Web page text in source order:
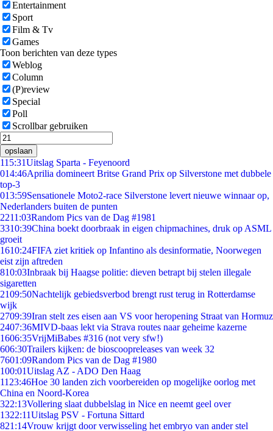
Entertainment
Sport
Film & Tv
Games
Toon berichten van deze types
Weblog
Column
(P)review
Special
Poll
Scrollbar gebruiken
opslaan
115:31Uitslag Sparta - Feyenoord
014:46Aprilia domineert Britse Grand Prix op Silverstone met dubbele
top-3
013:59Sensationele Moto2-race Silverstone levert nieuwe winnaar op,
Nederlanders buiten de punten
2211:03Random Pics van de Dag #1981
3310:39China boekt doorbraak in eigen chipmachines, druk op ASML
groeit
1610:24FIFA ziet kritiek op Infantino als desinformatie, Noorwegen
eist zijn aftreden
810:03Inbraak bij Haagse politie: dieven betrapt bij stelen illegale
sigaretten
2109:50Nachtelijk gebiedsverbod brengt rust terug in Rotterdamse
wijk
2709:39Iran stelt zes eisen aan VS voor heropening Straat van Hormuz
2407:36MIVD-baas lekt via Strava routes naar geheime kazerne
1606:35VrijMiBabes #316 (not very sfw!)
606:30Trailers kijken: de bioscoopreleases van week 32
7601:09Random Pics van de Dag #1980
100:01Uitslag AZ - ADO Den Haag
11 23:46Hoe 30 landen zich voorbereiden op mogelijke oorlog met
China en Noord-Korea
322:13Vollering slaat dubbelslag in Nice en neemt geel over
1322:11Uitslag PSV - Fortuna Sittard
821:14Vrouw krijgt door verwisseling het embryo van ander stel